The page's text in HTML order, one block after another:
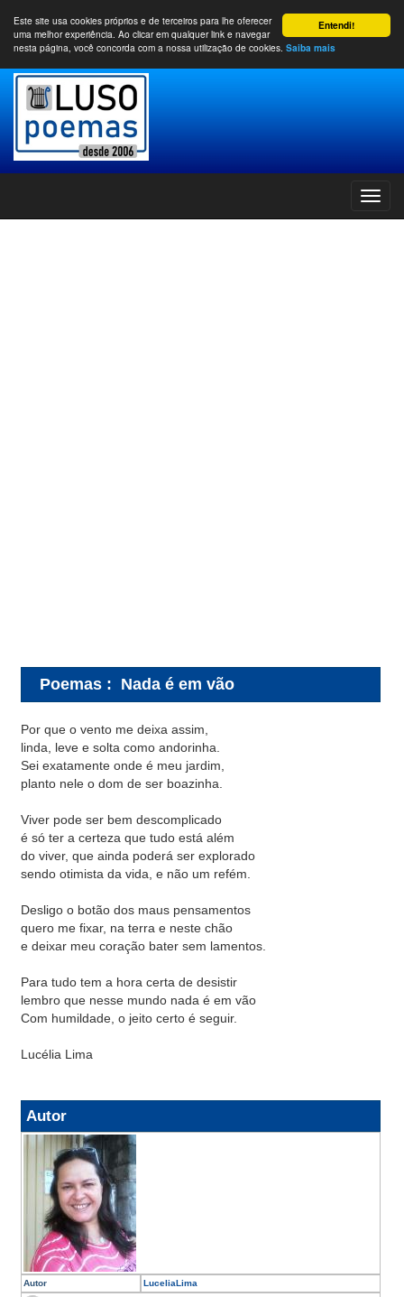
Entendi!
Este site usa cookies próprios e de terceiros para lhe oferecer
uma melhor experiência. Ao clicar em qualquer link e navegar
nesta página, você concorda com a nossa utilização de cookies. Saiba mais
Poemas : Nada é em vão
Por que o vento me deixa assim,
linda, leve e solta como andorinha.
Sei exatamente onde é meu jardim,
planto nele o dom de ser boazinha.
Viver pode ser bem descomplicado
é só ter a certeza que tudo está além
do viver, que ainda poderá ser explorado
sendo otimista da vida, e não um refém.
Desligo o botão dos maus pensamentos
quero me fixar, na terra e neste chão
e deixar meu coração bater sem lamentos.
Para tudo tem a hora certa de desistir
lembro que nesse mundo nada é em vão
Com humildade, o jeito certo é seguir.
Lucélia Lima
Autor
Autor LuceliaLima